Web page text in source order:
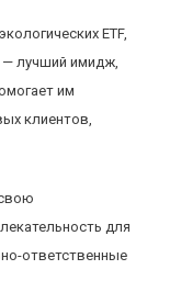
ETF,
— лучший имидж,
им
клиентов,
для
ответственные